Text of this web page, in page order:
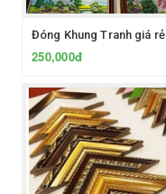
Đóng Khung Tranh giá rẻ
250,000đ